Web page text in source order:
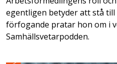
egentligen betyder att stå
förfogande pratar hon om i
Samhällsvetarpodden.